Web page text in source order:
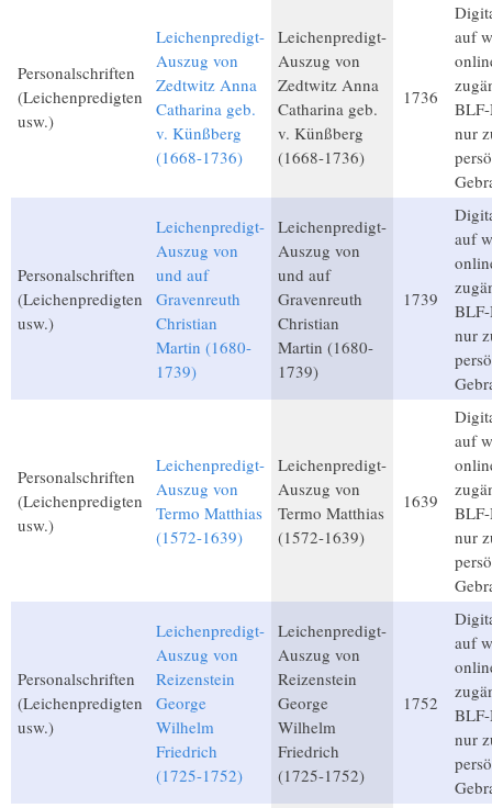
Personalschriften
(Leichenpredigten
usw.)
Leichenpredigt-
Auszug von
Zedtwitz Anna
Catharina geb.
v. Künßberg
(1668-1736)
Leichenpredigt-
Auszug von
Zedtwitz Anna
Catharina geb.
v. Künßberg
(1668-1736)
1736
auf
nur
Personalschriften
(Leichenpredigten
usw.)
Leichenpredigt-
Auszug von
und auf
Gravenreuth
Christian
Martin (1680-
1739)
Leichenpredigt-
Auszug von
und auf
Gravenreuth
Christian
Martin (1680-
1739)
1739
auf
nur
Personalschriften
(Leichenpredigten
usw.)
Leichenpredigt-
Auszug von
Termo Matthias
(1572-1639)
Leichenpredigt-
Auszug von
Termo Matthias
(1572-1639)
1639
auf
nur
Personalschriften
(Leichenpredigten
usw.)
Leichenpredigt-
Auszug von
Reizenstein
George
Wilhelm
Friedrich
(1725-1752)
Leichenpredigt-
Auszug von
Reizenstein
George
Wilhelm
Friedrich
(1725-1752)
1752
auf
nur